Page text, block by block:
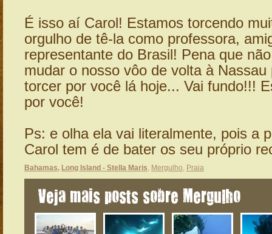
É isso aí Carol! Estamos torcendo
orgulho de tê-la como professora,
representante do Brasil! Pena que
mudar o nosso vôo de volta à Nassau
torcer por você lá hoje... Vai fundo!!!
por você!
Ps: e olha ela vai literalmente, pois a
Carol tem é de bater os seu próprio
Bahamas, Long Island - Stella Maris, Mergulho, Praia
Veja mais posts sobre Mergulho